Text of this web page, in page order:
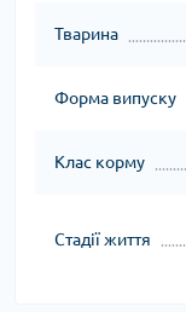
Тварина
Форма випуску
Клас корму
Стадії життя